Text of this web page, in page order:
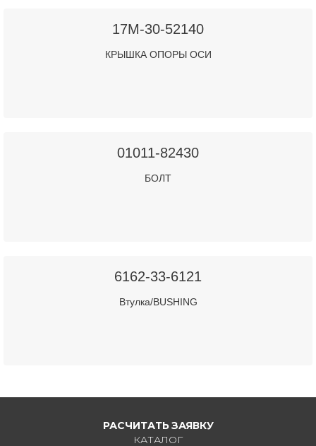
17M-30-52140
КРЫШКА ОПОРЫ ОСИ
01011-82430
БОЛТ
6162-33-6121
Втулка/BUSHING
РАСЧИТАТЬ ЗАЯВКУ
КАТАЛОГ